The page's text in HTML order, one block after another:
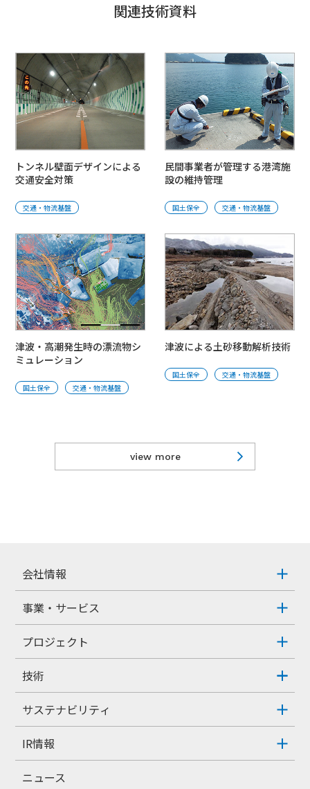
関連技術資料
トンネル壁面デザインによる
交通安全対策
交通・物流基盤
民間事業者が管理する港湾施
設の維持管理
国⼟保全 交通・物流基盤
津波・高潮発生時の漂流物シ
ミュレーション
国⼟保全 交通・物流基盤
津波による土砂移動解析技術
国⼟保全 交通・物流基盤
view more
会社情報
事業・サービス
プロジェクト
技術
サステナビリティ
IR情報
ニュース